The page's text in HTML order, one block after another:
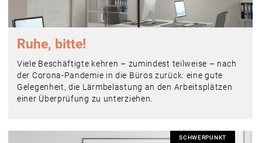
Ruhe, bitte!
Viele Beschäftigte kehren – zumindest teilweise – nach
der Corona-Pandemie in die Büros zurück: eine gute
Gelegenheit, die Lärmbelastung an den Arbeitsplätzen
einer Überprüfung zu unterziehen.
SCHWERPUNKT